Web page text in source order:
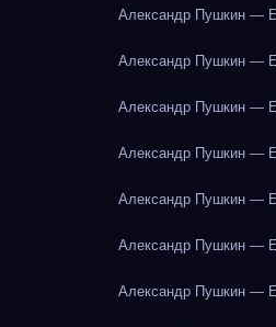
Александр Пушкин —
Александр Пушкин —
Александр Пушкин —
Александр Пушкин —
Александр Пушкин —
Александр Пушкин —
Александр Пушкин —